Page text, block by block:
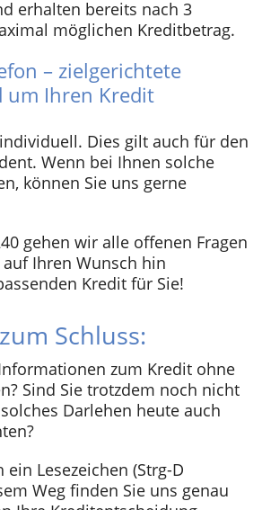
erhalten bereits nach 3
möglichen Kreditbetrag.
– zielgerichtete
um Ihren Kredit
Dies gilt auch für den
Wenn bei Ihnen solche
können Sie uns gerne
gehen wir alle offenen Fragen
Ihren Wunsch hin
Kredit für Sie!
Schluss:
zum Kredit ohne
Sind Sie trotzdem noch nicht
Darlehen heute auch
ein Lesezeichen (Strg-D
Weg finden Sie uns genau